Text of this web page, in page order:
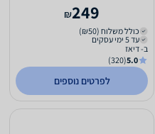
249
₪
כולל משלוח (₪50)
עד 5 ימי עסקים
ב- דיאז
5.0
(320)
לפרטים נוספים